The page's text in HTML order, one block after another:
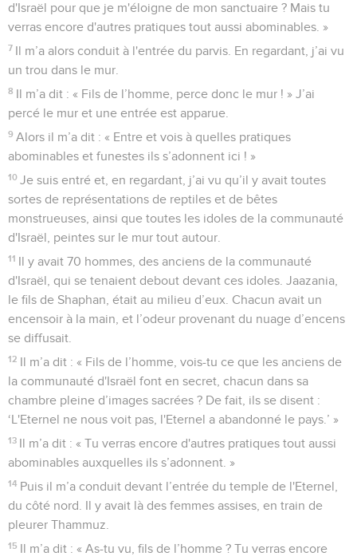
d'Israël pour que je m'éloigne de mon sanctuaire ? Mais tu
verras encore d'autres pratiques tout aussi abominables. »
7 Il m’a alors conduit à l'entrée du parvis. En regardant, j’ai vu
un trou dans le mur.
8 Il m’a dit : « Fils de l’homme, perce donc le mur ! » J’ai
percé le mur et une entrée est apparue.
9 Alors il m’a dit : « Entre et vois à quelles pratiques
abominables et funestes ils s’adonnent ici ! »
10 Je suis entré et, en regardant, j’ai vu qu’il y avait toutes
sortes de représentations de reptiles et de bêtes
monstrueuses, ainsi que toutes les idoles de la communauté
d'Israël, peintes sur le mur tout autour.
11 Il y avait 70 hommes, des anciens de la communauté
d'Israël, qui se tenaient debout devant ces idoles. Jaazania,
le fils de Shaphan, était au milieu d’eux. Chacun avait un
encensoir à la main, et l’odeur provenant du nuage d’encens
se diffusait.
12 Il m’a dit : « Fils de l’homme, vois-tu ce que les anciens de
la communauté d'Israël font en secret, chacun dans sa
chambre pleine d’images sacrées ? De fait, ils se disent :
‘L'Eternel ne nous voit pas, l'Eternel a abandonné le pays.’ »
13 Il m’a dit : « Tu verras encore d'autres pratiques tout aussi
abominables auxquelles ils s’adonnent. »
14 Puis il m’a conduit devant l’entrée du temple de l'Eternel,
du côté nord. Il y avait là des femmes assises, en train de
pleurer Thammuz.
15 Il m’a dit : « As-tu vu, fils de l’homme ? Tu verras encore